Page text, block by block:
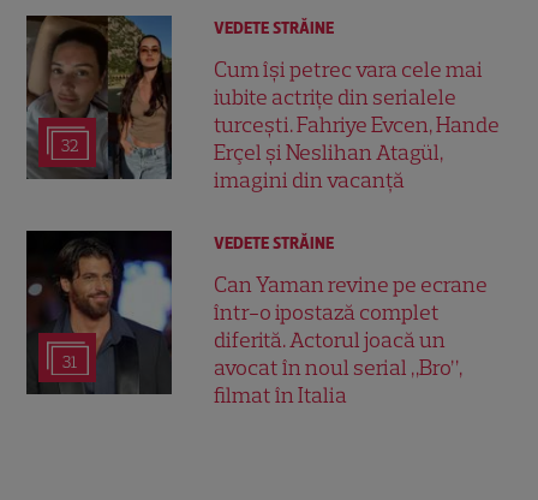
32
VEDETE STRĂINE
Cum își petrec vara cele mai
iubite actrițe din serialele
turcești. Fahriye Evcen, Hande
Erçel și Neslihan Atagül,
imagini din vacanță
31
VEDETE STRĂINE
Can Yaman revine pe ecrane
într-o ipostază complet
diferită. Actorul joacă un
avocat în noul serial „Bro”,
filmat în Italia